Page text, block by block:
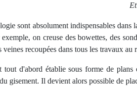
sont absolument indispensables
on creuse des bowettes, des
recoupées dans tous les travaux
tout d'abord établie sous forme de
gisement. Il devient alors possible de